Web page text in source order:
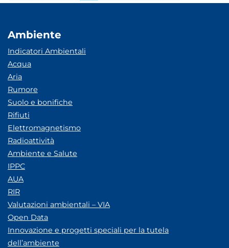
Ambiente
Indicatori Ambientali
Acqua
Aria
Rumore
Suolo e bonifiche
Rifiuti
Elettromagnetismo
Radioattività
Ambiente e Salute
IPPC
AUA
RIR
Valutazioni ambientali – VIA
Open Data
Innovazione e progetti speciali per la tutela
dell’ambiente